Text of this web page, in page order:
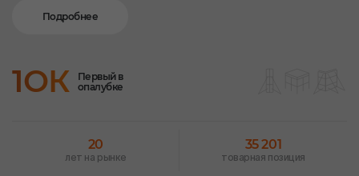
Подробнее
1ОК
Первый в
опалубке
20
лет на рынке
35 201
товарная позиция